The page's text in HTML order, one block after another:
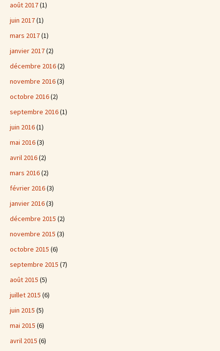
août 2017(1)
juin 2017(1)
mars 2017(1)
janvier 2017(2)
décembre 2016(2)
novembre 2016(3)
octobre 2016(2)
septembre 2016(1)
juin 2016(1)
mai 2016(3)
avril 2016(2)
mars 2016(2)
février 2016(3)
janvier 2016(3)
décembre 2015 (2)
novembre 2015 (3)
octobre 2015 (6)
septembre 2015 (7)
août 2015 (5)
juillet 2015 (6)
juin 2015 (5)
mai 2015 (6)
avril 2015 (6)